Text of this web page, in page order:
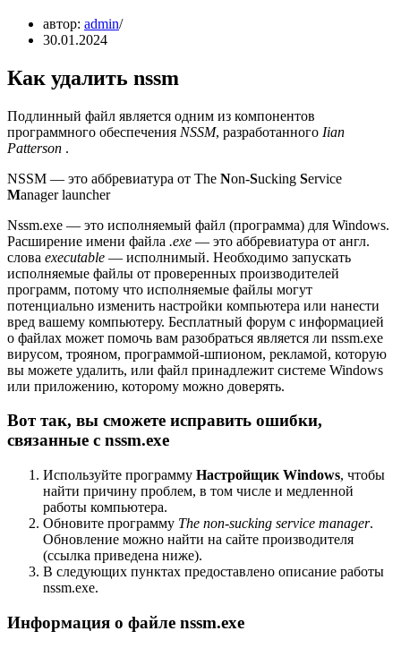
автор: admin
30.01.2024
Как удалить nssm
Подлинный файл является одним из компонентов
программного обеспечения NSSM, разработанного Iian
Patterson .
NSSM — это аббревиатура от The Non-Sucking Service
Manager launcher
Nssm.exe — это исполняемый файл (программа) для Windows.
Расширение имени файла .exe — это аббревиатура от англ.
слова executable — исполнимый. Необходимо запускать
исполняемые файлы от проверенных производителей
программ, потому что исполняемые файлы могут
потенциально изменить настройки компьютера или нанести
вред вашему компьютеру. Бесплатный форум с информацией
о файлах может помочь вам разобраться является ли nssm.exe
вирусом, трояном, программой-шпионом, рекламой, которую
вы можете удалить, или файл принадлежит системе Windows
или приложению, которому можно доверять.
Вот так, вы сможете исправить ошибки,
связанные с nssm.exe
Используйте программу Настройщик Windows, чтобы
найти причину проблем, в том числе и медленной
работы компьютера.
Обновите программу The non-sucking service manager.
Обновление можно найти на сайте производителя
(ссылка приведена ниже).
В следующих пунктах предоставлено описание работы
nssm.exe.
Информация о файле nssm.exe